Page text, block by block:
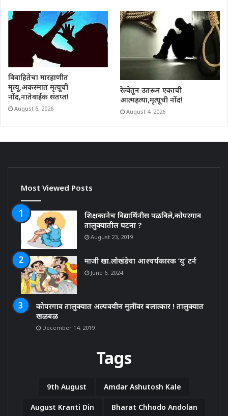
विवाहितेचा मारहाणीत
मृत्यू,अकस्मात मृत्यूची
नोंद,नातेवाईक संतप्त!
August 6, 2026
रेल्वेतून उतरून एकाची
आत्महत्या,मृत्यूची नोंद!
August 4, 2026
Most Viewed Posts
शिक्षकानेच विद्यार्थिनीस पळविले,कोपरगाव
तालुक्यातील घटना ?
August 23, 2019
माजी खा.लोखंडेचा आश्चर्यकारक ‘यु’ टर्न
June 6, 2024
कोपरगाव तालुक्यात अल्पवयीन मुलींवर बलात्कार ! तालुक्यात
खळबळ
December 14, 2019
Tags
9th August Amdar Ashutosh Kale
August Kranti Din Bharat Chhodo Andolan